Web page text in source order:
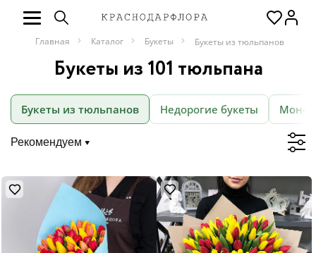
Главная Каталог Букеты Букеты из тюльпанов
Букеты из 101 тюльпана
Букеты из тюльпанов Недорогие букеты
Рекомендуем